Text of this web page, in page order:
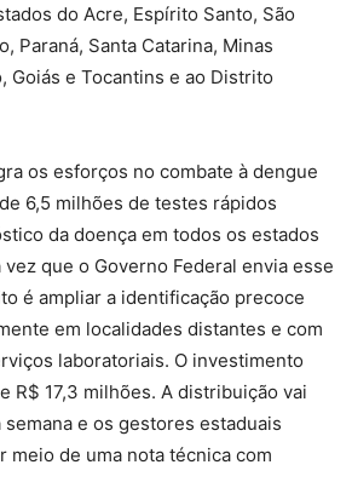
do Acre, Espírito Santo, São
Paraná, Santa Catarina, Minas
Goiás e Tocantins e ao Distrito
os esforços no combate à dengue
6,5 milhões de testes rápidos
da doença em todos os estados
que o Governo Federal envia esse
é ampliar a identificação precoce
em localidades distantes e com
laboratoriais. O investimento
R$ 17,3 milhões. A distribuição vai
e os gestores estaduais
meio de uma nota técnica com